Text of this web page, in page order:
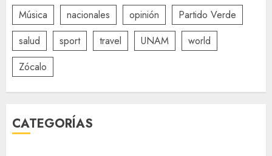
Música
nacionales opinión
Partido Verde
salud
sport travel UNAM
world
Zócalo
CATEGORÍAS